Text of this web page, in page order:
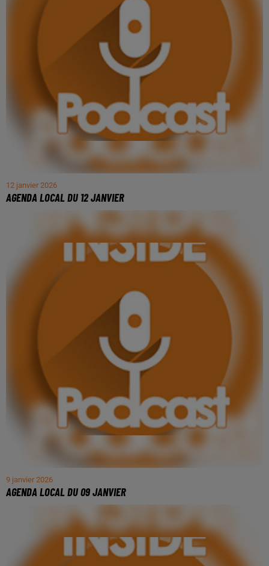
12 janvier 2026
AGENDA LOCAL DU 12 JANVIER
9 janvier 2026
AGENDA LOCAL DU 09 JANVIER